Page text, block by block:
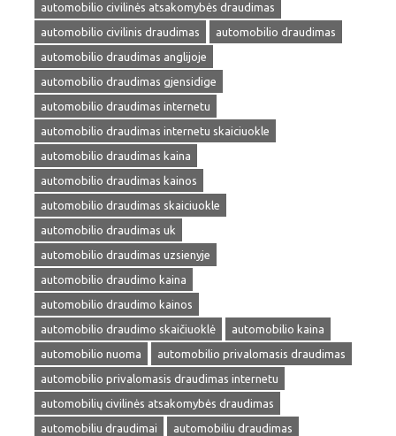
automobilio civilinės atsakomybės draudimas
automobilio civilinis draudimas
automobilio draudimas
automobilio draudimas anglijoje
automobilio draudimas gjensidige
automobilio draudimas internetu
automobilio draudimas internetu skaiciuokle
automobilio draudimas kaina
automobilio draudimas kainos
automobilio draudimas skaiciuokle
automobilio draudimas uk
automobilio draudimas uzsienyje
automobilio draudimo kaina
automobilio draudimo kainos
automobilio draudimo skaičiuoklė
automobilio kaina
automobilio nuoma
automobilio privalomasis draudimas
automobilio privalomasis draudimas internetu
automobilių civilinės atsakomybės draudimas
automobiliu draudimai
automobiliu draudimas